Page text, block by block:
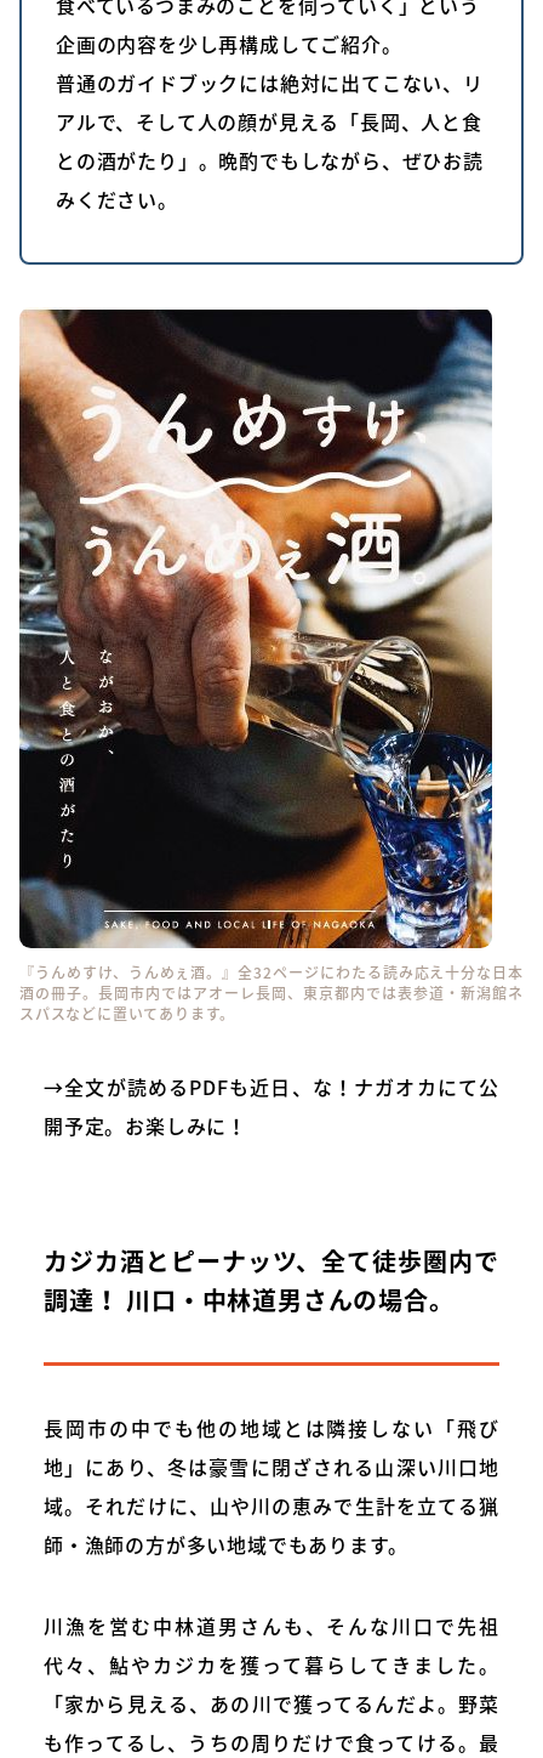
企画の内容を少し再構成してご紹介。
普通のガイドブックには絶対に出てこない、リ
アルで、そして人の顔が見える「長岡、人と食
との酒がたり」。晩酌でもしながら、ぜひお読
みください。
『うんめすけ、うんめぇ酒。』全32ページにわたる読み応え十分な日本
酒の冊子。長岡市内ではアオーレ長岡、東京都内では表参道・新潟館ネ
スパスなどに置いてあります。
→全文が読めるPDFも近日、な！ナガオカにて公
開予定。お楽しみに！
カジカ酒とピーナッツ、全て徒歩圏内で
調達！ 川口・中林道男さんの場合。
長岡市の中でも他の地域とは隣接しない「飛び
地」にあり、冬は豪雪に閉ざされる山深い川口地
域。それだけに、山や川の恵みで生計を立てる猟
師・漁師の方が多い地域でもあります。
川漁を営む中林道男さんも、そんな川口で先祖
代々、鮎やカジカを獲って暮らしてきました。
「家から見える、あの川で獲ってるんだよ。野菜
も作ってるし、うちの周りだけで食ってける。最